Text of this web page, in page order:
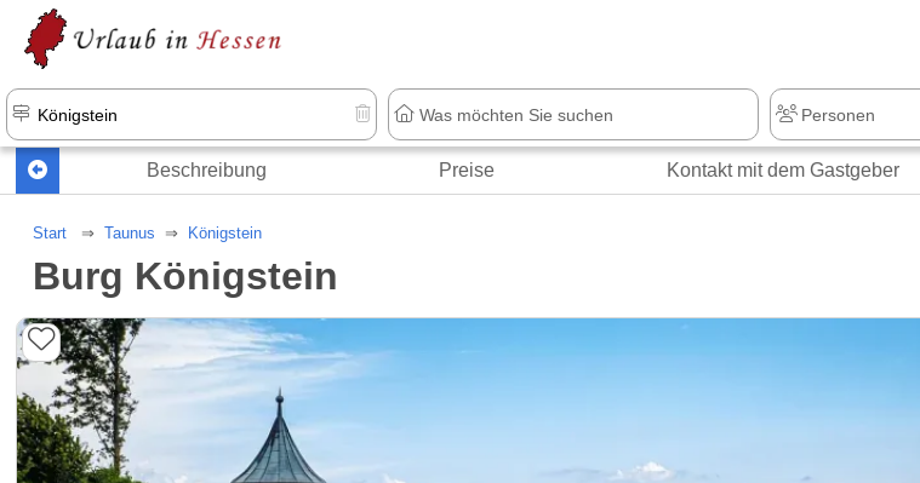
Beschreibung Preise Kontakt mit dem Gastgeber
Start Taunus Königstein
Burg Königstein